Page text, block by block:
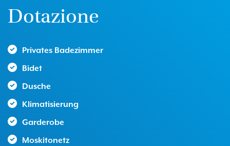
Dotazione
Privates Badezimmer
Bidet
Dusche
Klimatisierung
Garderobe
Moskitonetz